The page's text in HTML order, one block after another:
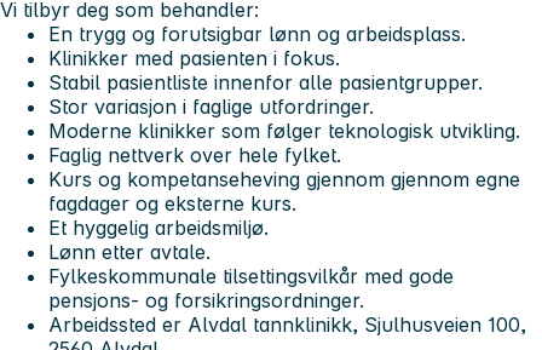
Vi tilbyr deg som behandler:
En trygg og forutsigbar lønn og arbeidsplass.
Klinikker med pasienten i fokus.
Stabil pasientliste innenfor alle pasientgrupper.
Stor variasjon i faglige utfordringer.
Moderne klinikker som følger teknologisk utvikling.
Faglig nettverk over hele fylket.
Kurs og kompetanseheving gjennom gjennom egne
fagdager og eksterne kurs.
Et hyggelig arbeidsmiljø.
Lønn etter avtale.
Fylkeskommunale tilsettingsvilkår med gode
pensjons- og forsikringsordninger.
Arbeidssted er Alvdal tannklinikk, Sjulhusveien 100,